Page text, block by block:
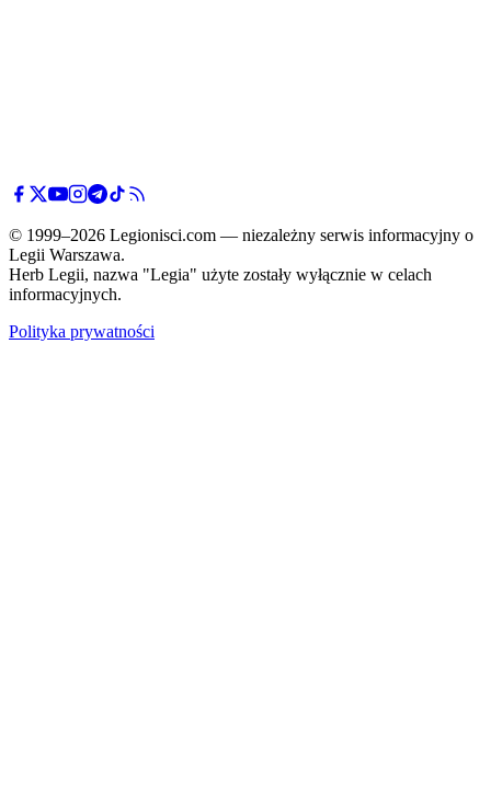
© 1999–2026 Legionisci.com — niezależny serwis informacyjny o
Legii Warszawa.
Herb Legii, nazwa "Legia" użyte zostały wyłącznie w celach
informacyjnych.
Polityka prywatności